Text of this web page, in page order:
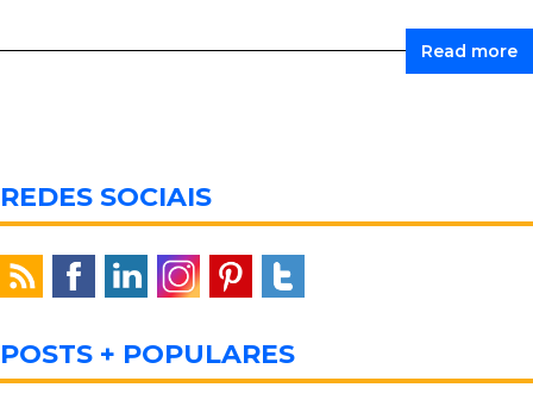
Read more
REDES SOCIAIS
POSTS + POPULARES